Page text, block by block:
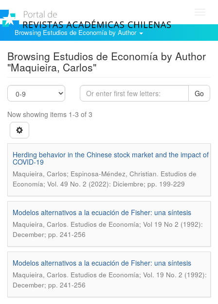
Browsing Estudios de Economía by Author
Browsing Estudios de Economía by Author
"Maquieira, Carlos"
Go
Now showing items 1-3 of 3
Herding behavior in the Chinese stock market and the impact of
COVID-19
Maquieira, Carlos; Espinosa-Méndez, Christian. Estudios de
Economía; Vol. 49 No. 2 (2022): Diciembre; pp. 199-229
Modelos alternativos a la ecuación de Fisher: una síntesis
Maquieira, Carlos. Estudios de Economía; Vol 19 No 2 (1992):
December; pp. 241-256
Modelos alternativos a la ecuación de Fisher: una síntesis
Maquieira, Carlos. Estudios de Economía; Vol. 19 No. 2 (1992):
December; pp. 241-256